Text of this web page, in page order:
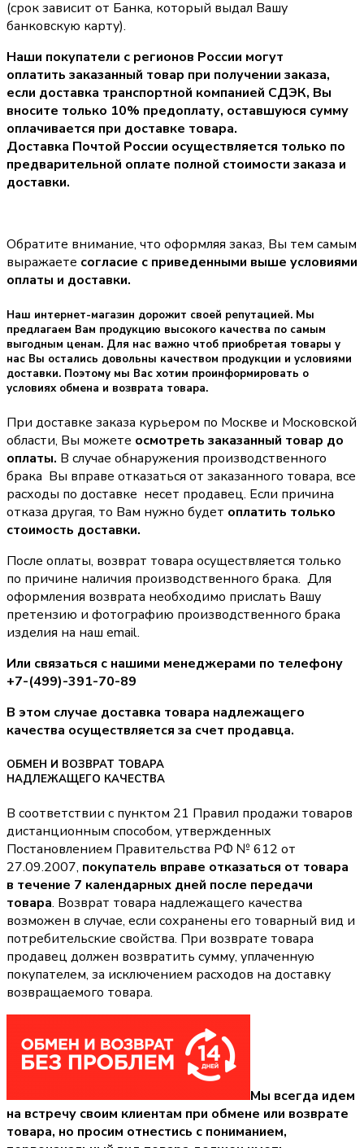
(срок зависит от Банка, который выдал Вашу
банковскую карту).
Наши покупатели с регионов России могут
оплатить заказанный товар при получении заказа,
если доставка транспортной компанией СДЭК, Вы
вносите только 10% предоплату, оставшуюся сумму
оплачивается при доставке товара.
Доставка Почтой России осуществляется только по
предварительной оплате полной стоимости заказа и
доставки.
Обратите внимание, что оформляя заказ, Вы тем самым
выражаете согласие с приведенными выше условиями
оплаты и доставки.
Наш интернет-магазин дорожит своей репутацией. Мы
предлагаем Вам продукцию высокого качества по самым
выгодным ценам. Для нас важно чтоб приобретая товары у
нас Вы остались довольны качеством продукции и условиями
доставки. Поэтому мы Вас хотим проинформировать о
условиях обмена и возврата товара.
При доставке заказа курьером по Москве и Московской
области, Вы можете осмотреть заказанный товар до
оплаты. В случае обнаружения производственного
брака Вы вправе отказаться от заказанного товара, все
расходы по доставке несет продавец. Если причина
отказа другая, то Вам нужно будет оплатить только
стоимость доставки.
После оплаты, возврат товара осуществляется только
по причине наличия производственного брака. Для
оформления возврата необходимо прислать Вашу
претензию и фотографию производственного брака
изделия на наш email.
Или связаться с нашими менеджерами по телефону
+7-(499)-391-70-89
В этом случае доставка товара надлежащего
качества осуществляется за счет продавца.
ОБМЕН И ВОЗВРАТ ТОВАРА
НАДЛЕЖАЩЕГО КАЧЕСТВА
В соответствии с пунктом 21 Правил продажи товаров
дистанционным способом, утвержденных
Постановлением Правительства РФ № 612 от
27.09.2007, покупатель вправе отказаться от товара
в течение 7 календарных дней после передачи
товара. Возврат товара надлежащего качества
возможен в случае, если сохранены его товарный вид и
потребительские свойства. При возврате товара
продавец должен возвратить сумму, уплаченную
покупателем, за исключением расходов на доставку
возвращаемого товара.
Мы всегда идем
на встречу своим клиентам при обмене или возврате
товара, но просим отнестись с пониманием,